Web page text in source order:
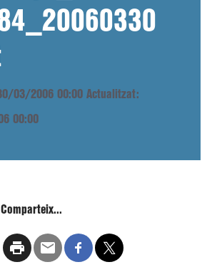
03/2006 00:00 Actualitzat:
00:00
Comparteix...